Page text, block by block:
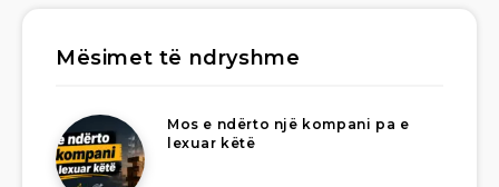
Mësimet të ndryshme
Mos e ndërto një kompani pa e
lexuar këtë